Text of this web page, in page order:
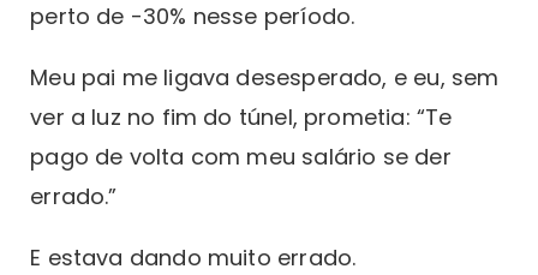
perto de -30% nesse período.
Meu pai me ligava desesperado, e eu, sem
ver a luz no fim do túnel, prometia: “Te
pago de volta com meu salário se der
errado.”
E estava dando muito errado.